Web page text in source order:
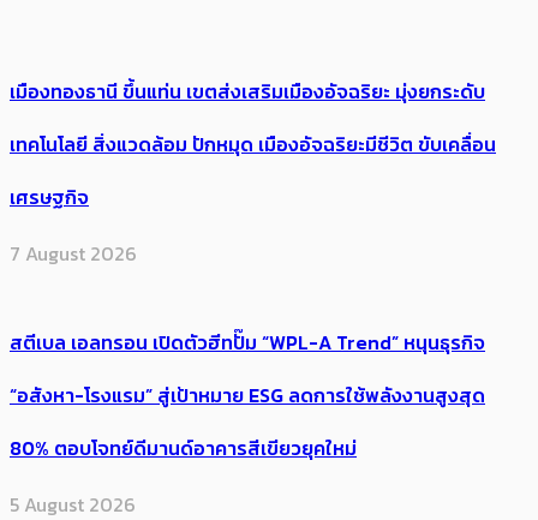
เมืองทองธานี ขึ้นแท่น เขตส่งเสริมเมืองอัจฉริยะ มุ่งยกระดับ
เทคโนโลยี สิ่งแวดล้อม ปักหมุด เมืองอัจฉริยะมีชีวิต ขับเคลื่อน
เศรษฐกิจ
7 August 2026
สตีเบล เอลทรอน เปิดตัวฮีทปั๊ม “WPL-A Trend” หนุนธุรกิจ
“อสังหา-โรงแรม” สู่เป้าหมาย ESG ลดการใช้พลังงานสูงสุด
80% ตอบโจทย์ดีมานด์อาคารสีเขียวยุคใหม่
5 August 2026